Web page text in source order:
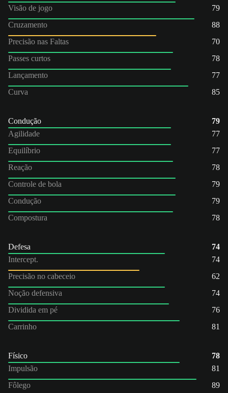
Visão de jogo
79
Cruzamento
88
Precisão nas Faltas
70
Passes curtos
78
Lançamento
77
Curva
85
Condução
79
Agilidade
77
Equilíbrio
77
Reação
78
Controle de bola
79
Condução
79
Compostura
78
Defesa
74
Intercept.
74
Precisão no cabeceio
62
Noção defensiva
74
Dividida em pé
76
Carrinho
81
Físico
78
Impulsão
81
Fôlego
89